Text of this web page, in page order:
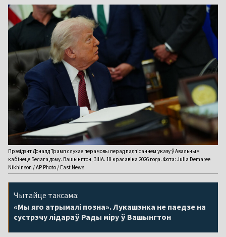
Прэзідэнт Доналд Трамп слухае перамовы перад падпісаннем указу ў Авальным
кабінеце Белага дому. Вашынгтон, ЗША. 18 красавіка 2026 года. Фота: Julia Demaree
Nikhinson / AP Photo / East News
Чытайце таксама:
«Мы яго атрымалі позна». Лукашэнка не паедзе на
сустрэчу лідараў Рады міру ў Вашынгтон